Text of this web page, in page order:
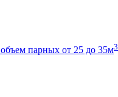
объем парных от 25 до 35м3